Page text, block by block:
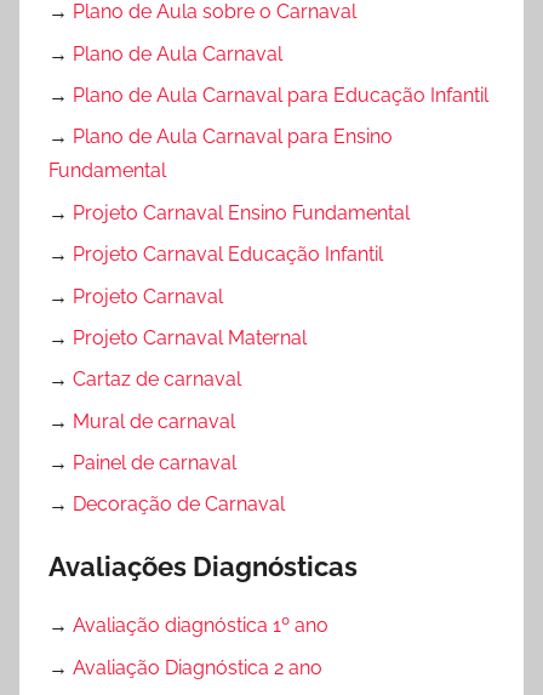
→ Plano de Aula sobre o Carnaval
→ Plano de Aula Carnaval
→ Plano de Aula Carnaval para Educação Infantil
→ Plano de Aula Carnaval para Ensino
Fundamental
→ Projeto Carnaval Ensino Fundamental
→ Projeto Carnaval Educação Infantil
→ Projeto Carnaval
→ Projeto Carnaval Maternal
→ Cartaz de carnaval
→ Mural de carnaval
→ Painel de carnaval
→ Decoração de Carnaval
Avaliações Diagnósticas
→ Avaliação diagnóstica 1º ano
→ Avaliação Diagnóstica 2 ano